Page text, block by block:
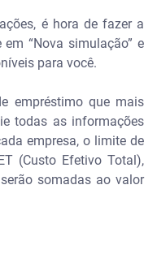
é hora de fazer a
“Nova simulação” e
para você.
empréstimo que mais
todas as informações
empresa, o limite de
(Custo Efetivo Total),
somadas ao valor